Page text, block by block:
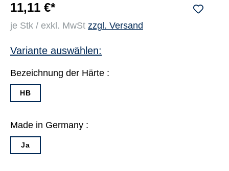
11,11 €*
je Stk / exkl. MwSt zzgl. Versand
Variante auswählen:
Bezeichnung der Härte :
HB
Made in Germany :
Ja